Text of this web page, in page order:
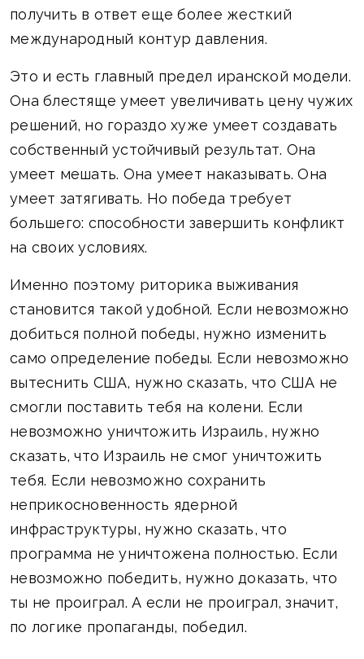
получить в ответ еще более жесткий
международный контур давления.
Это и есть главный предел иранской модели.
Она блестяще умеет увеличивать цену чужих
решений, но гораздо хуже умеет создавать
собственный устойчивый результат. Она
умеет мешать. Она умеет наказывать. Она
умеет затягивать. Но победа требует
большего: способности завершить конфликт
на своих условиях.
Именно поэтому риторика выживания
становится такой удобной. Если невозможно
добиться полной победы, нужно изменить
само определение победы. Если невозможно
вытеснить США, нужно сказать, что США не
смогли поставить тебя на колени. Если
невозможно уничтожить Израиль, нужно
сказать, что Израиль не смог уничтожить
тебя. Если невозможно сохранить
неприкосновенность ядерной
инфраструктуры, нужно сказать, что
программа не уничтожена полностью. Если
невозможно победить, нужно доказать, что
ты не проиграл. А если не проиграл, значит,
по логике пропаганды, победил.